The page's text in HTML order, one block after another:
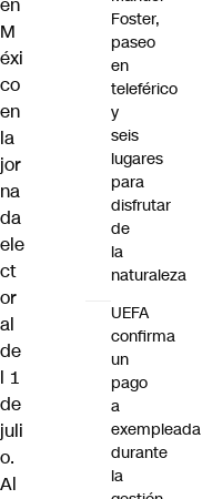
M
éxi
co
en
la
jor
na
da
ele
ct
or
al
de
l 1
de
juli
o.
Al
Foster,
paseo
en
teleférico
y
seis
lugares
para
disfrutar
de
la
naturaleza
UEFA
confirma
un
pago
a
exempleada
durante
la